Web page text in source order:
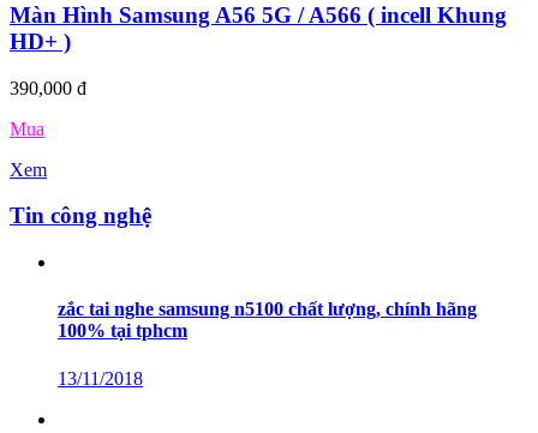
Màn Hình Samsung A56 5G / A566 ( incell Khung
HD+ )
390,000 đ
Mua
Xem
Tin công nghệ
zắc tai nghe samsung n5100 chất lượng, chính hãng
100% tại tphcm
13/11/2018